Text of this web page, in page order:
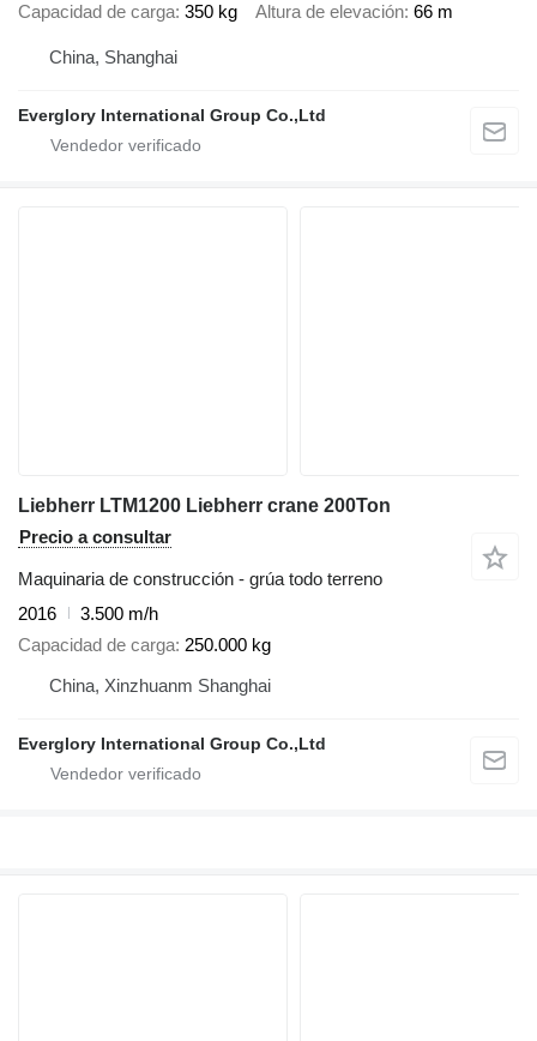
Capacidad de carga 350 kg Altura de elevación 66 m
China, Shanghai
Everglory International Group Co.,Ltd
Liebherr LTM1200 Liebherr crane 200Ton
Precio a consultar
Maquinaria de construcción - grúa todo terreno
2016
3.500 m/h
Capacidad de carga 250.000 kg
China, Xinzhuanm Shanghai
Everglory International Group Co.,Ltd